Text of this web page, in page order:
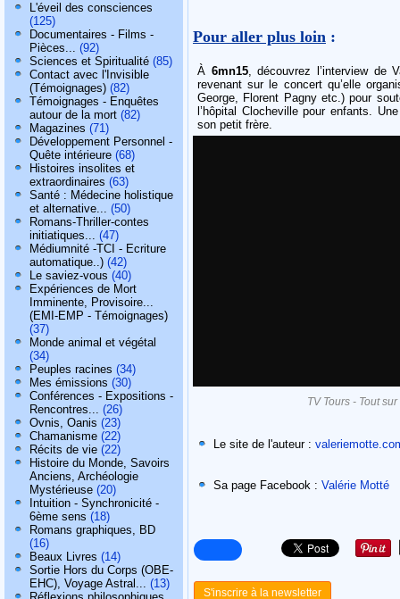
L'éveil des consciences
(125)
Documentaires - Films -
Pièces... (92)
Sciences et Spiritualité (85)
Contact avec l'Invisible
(Témoignages) (82)
Témoignages - Enquêtes
autour de la mort (82)
Magazines (71)
Développement Personnel -
Quête intérieure (68)
Histoires insolites et
extraordinaires (63)
Santé : Médecine holistique
et alternative... (50)
Romans-Thriller-contes
initiatiques... (47)
Médiumnité -TCI - Ecriture
automatique..) (42)
Le saviez-vous (40)
Expériences de Mort
Imminente, Provisoire...
(EMI-EMP - Témoignages)
(37)
Monde animal et végétal
(34)
Peuples racines (34)
Mes émissions (30)
Conférences - Expositions -
Rencontres... (26)
Ovnis, Oanis (23)
Chamanisme (22)
Récits de vie (22)
Histoire du Monde, Savoirs
Anciens, Archéologie
Mystérieuse (20)
Intuition - Synchronicité -
6ème sens (18)
Romans graphiques, BD
(16)
Beaux Livres (14)
Sortie Hors du Corps (OBE-
EHC), Voyage Astral... (13)
Pour aller plus loin :
À 6mn15, découvrez l’interview de
revenant sur le concert qu’elle
George, Florent Pagny etc.) pour
l’hôpital Clocheville pour enfants.
son petit frère.
TV Tours - Tout
Le site de l'auteur :
Sa page Facebook : Valérie Motté
S'inscrire à la newsletter